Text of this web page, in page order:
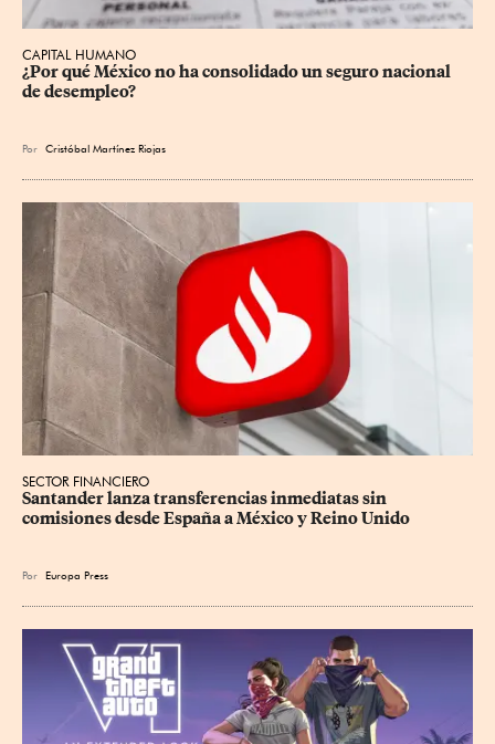
CAPITAL HUMANO
¿Por qué México no ha consolidado un seguro nacional
de desempleo?
Por Cristóbal Martínez Riojas
SECTOR FINANCIERO
Santander lanza transferencias inmediatas sin
comisiones desde España a México y Reino Unido
Por Europa Press